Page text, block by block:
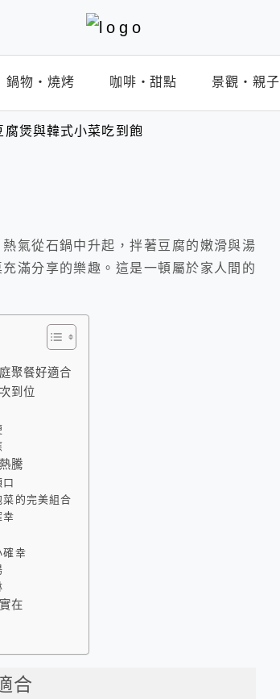
鍋物‧燒烤 咖啡‧甜點 景觀‧親子
煲與韓式小菜吃到飽
氣從石鍋中升起，拌著豆腐的嫩滑與湯
滿分享的樂趣。這是一頓屬於家人間的
聚餐好適合
到位
騰
的完美組合
幸
確幸
在
合